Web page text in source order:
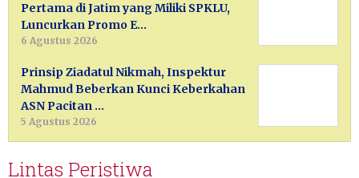
Pertama di Jatim yang Miliki SPKLU,
Luncurkan Promo E…
6 Agustus 2026
Prinsip Ziadatul Nikmah, Inspektur
Mahmud Beberkan Kunci Keberkahan
ASN Pacitan …
5 Agustus 2026
Lintas Peristiwa